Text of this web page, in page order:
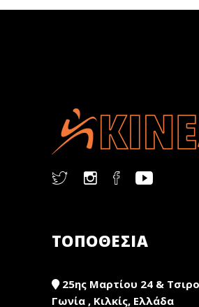
ΤΟΠΟΘΕΣΙΑ
25ης Μαρτίου 24 &
Γωνία , Κιλκίς, Ελλάδα